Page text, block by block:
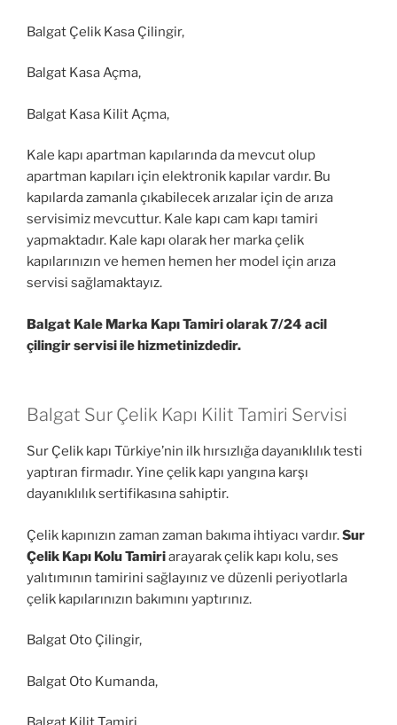
Balgat Çelik Kasa Çilingir,
Balgat Kasa Açma,
Balgat Kasa Kilit Açma,
Kale kapı apartman kapılarında da mevcut olup
apartman kapıları için elektronik kapılar vardır. Bu
kapılarda zamanla çıkabilecek arızalar için de arıza
servisimiz mevcuttur. Kale kapı cam kapı tamiri
yapmaktadır. Kale kapı olarak her marka çelik
kapılarınızın ve hemen hemen her model için arıza
servisi sağlamaktayız.
Balgat Kale Marka Kapı Tamiri olarak 7/24 acil
çilingir servisi ile hizmetinizdedir.
Balgat Sur Çelik Kapı Kilit Tamiri Servisi
Sur Çelik kapı Türkiye’nin ilk hırsızlığa dayanıklılık testi
yaptıran firmadır. Yine çelik kapı yangına karşı
dayanıklılık sertifikasına sahiptir.
Çelik kapınızın zaman zaman bakıma ihtiyacı vardır.Sur
Çelik Kapı Kolu Tamiriarayarak çelik kapı kolu, ses
yalıtımının tamirini sağlayınız ve düzenli periyotlarla
çelik kapılarınızın bakımını yaptırınız.
Balgat Oto Çilingir,
Balgat Oto Kumanda,